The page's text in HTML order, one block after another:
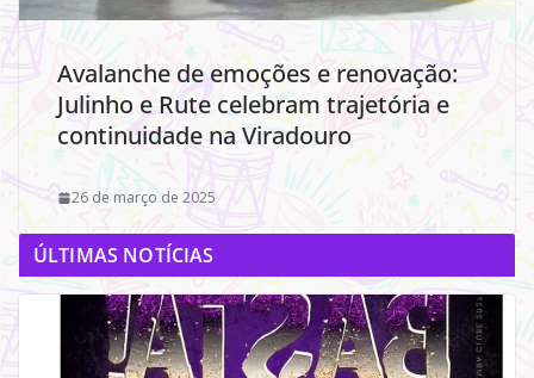
Avalanche de emoções e renovação:
Julinho e Rute celebram trajetória e
continuidade na Viradouro
26 de março de 2025
ÚLTIMAS NOTÍCIAS